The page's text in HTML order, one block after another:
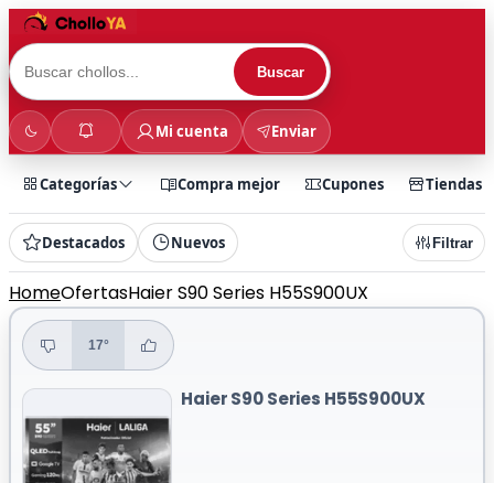
Buscar
Mi cuenta Enviar
Categorías Compra mejor Cupones Tiendas
Destacados Nuevos Filtrar
HomeOfertasHaier S90 Series H55S900UX
17°
Haier S90 Series H55S900UX